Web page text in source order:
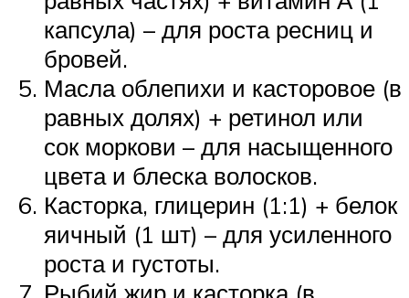
капсула) – для роста ресниц и
бровей.
Масла облепихи и касторовое (в
равных долях) + ретинол или
сок моркови – для насыщенного
цвета и блеска волосков.
Касторка, глицерин (1:1) + белок
яичный (1 шт) – для усиленного
роста и густоты.
Рыбий жир и касторка (в